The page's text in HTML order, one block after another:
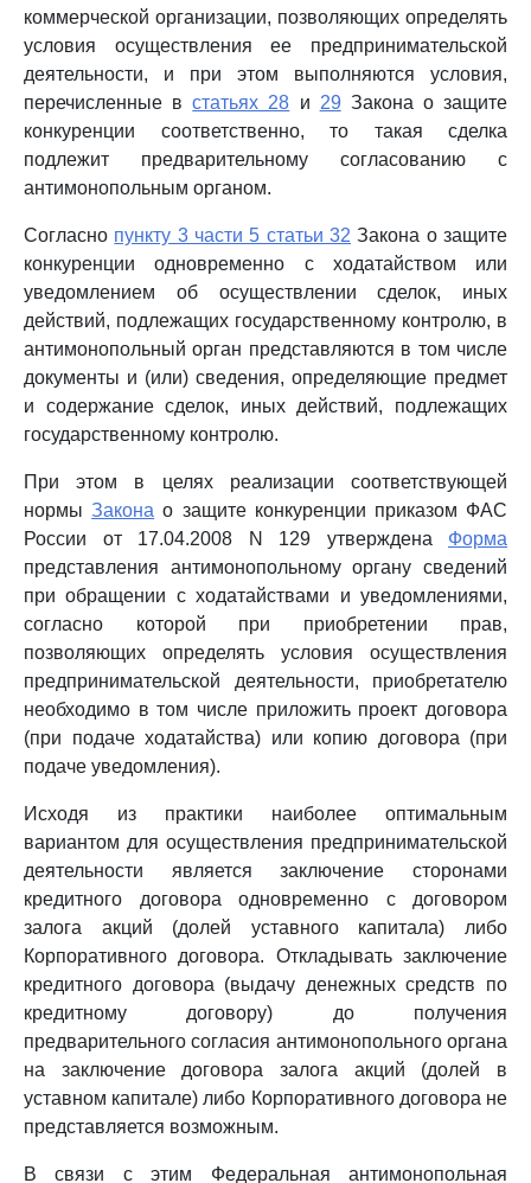
коммерческой организации, позволяющих определять
условия осуществления ее предпринимательской
деятельности, и при этом выполняются условия,
перечисленные встатьях 28 и 29 Закона о защите
конкуренции соответственно, то такая сделка
подлежит предварительному согласованию с
антимонопольным органом.
Согласно пункту 3 части 5 статьи 32 Закона о защите
конкуренции одновременно с ходатайством или
уведомлением об осуществлении сделок, иных
действий, подлежащих государственному контролю, в
антимонопольный орган представляются в том числе
документы и (или) сведения, определяющие предмет
и содержание сделок, иных действий, подлежащих
государственному контролю.
При этом в целях реализации соответствующей
нормыЗакона о защите конкуренции приказом ФАС
России от 17.04.2008 N 129 утверждена Форма
представления антимонопольному органу сведений
при обращении с ходатайствами и уведомлениями,
согласно которой при приобретении прав,
позволяющих определять условия осуществления
предпринимательской деятельности, приобретателю
необходимо в том числе приложить проект договора
(при подаче ходатайства) или копию договора (при
подаче уведомления).
Исходя из практики наиболее оптимальным
вариантом для осуществления предпринимательской
деятельности является заключение сторонами
кредитного договора одновременно с договором
залога акций (долей уставного капитала) либо
Корпоративного договора. Откладывать заключение
кредитного договора (выдачу денежных средств по
кредитному договору) до получения
предварительного согласия антимонопольного органа
на заключение договора залога акций (долей в
уставном капитале) либо Корпоративного договора не
представляется возможным.
В связи с этим Федеральная антимонопольная